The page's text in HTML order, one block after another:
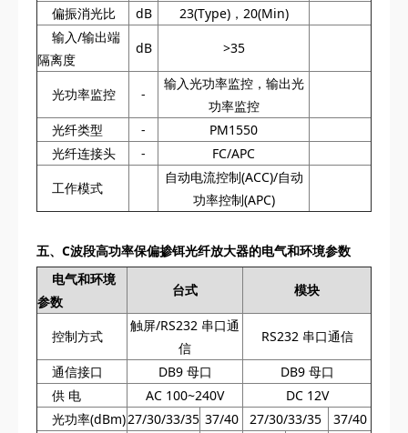
偏振消光比
dB
23(Type)，20(Min)
输入/输出端
隔离度
dB >35
光功率监控 -
输入光功率监控，输出光
功率监控
光纤类型
-
PM1550
光纤连接头
-
FC/APC
工作模式
自动电流控制(ACC)/自动
功率控制(APC)
五、C波段高功率保偏掺铒光纤放大器的电气和环境参数
电气和环境
参数
台式 模块
控制方式
触屏/RS232 串口通
信
RS232 串口通信
通信接口 DB9 母口
DB9 母口
供 电
AC 100~240V
DC 12V
光功率(dBm)27/30/33/35 37/40 27/30/33/35
37/40